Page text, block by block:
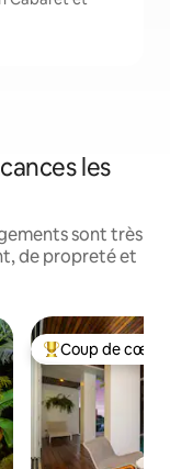
les
sont très
de propreté et
Coups de cœur
Coup de cœur